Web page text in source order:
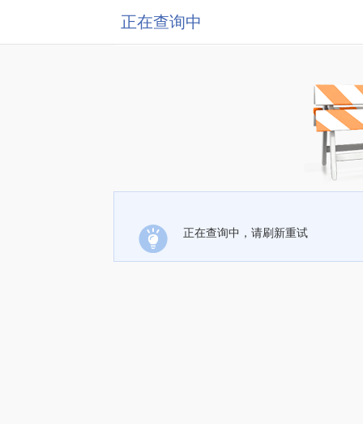
正在查询中
正在查询中，请刷新重试